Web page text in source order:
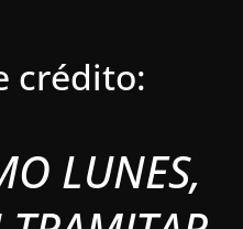
crédito:
LUNES,